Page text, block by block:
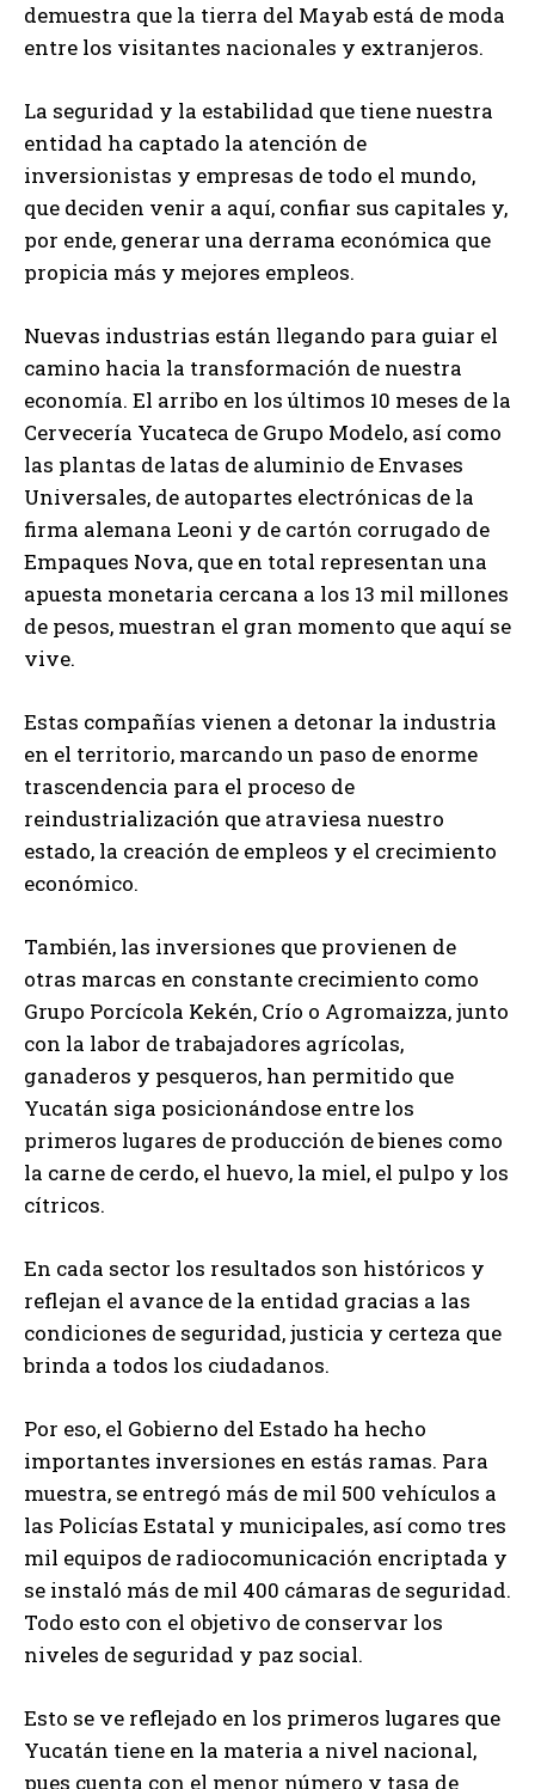
demuestra que la tierra del Mayab está de moda
entre los visitantes nacionales y extranjeros.
La seguridad y la estabilidad que tiene nuestra
entidad ha captado la atención de
inversionistas y empresas de todo el mundo,
que deciden venir a aquí, confiar sus capitales y,
por ende, generar una derrama económica que
propicia más y mejores empleos.
Nuevas industrias están llegando para guiar el
camino hacia la transformación de nuestra
economía. El arribo en los últimos 10 meses de la
Cervecería Yucateca de Grupo Modelo, así como
las plantas de latas de aluminio de Envases
Universales, de autopartes electrónicas de la
firma alemana Leoni y de cartón corrugado de
Empaques Nova, que en total representan una
apuesta monetaria cercana a los 13 mil millones
de pesos, muestran el gran momento que aquí se
vive.
Estas compañías vienen a detonar la industria
en el territorio, marcando un paso de enorme
trascendencia para el proceso de
reindustrialización que atraviesa nuestro
estado, la creación de empleos y el crecimiento
económico.
También, las inversiones que provienen de
otras marcas en constante crecimiento como
Grupo Porcícola Kekén, Crío o Agromaizza, junto
con la labor de trabajadores agrícolas,
ganaderos y pesqueros, han permitido que
Yucatán siga posicionándose entre los
primeros lugares de producción de bienes como
la carne de cerdo, el huevo, la miel, el pulpo y los
cítricos.
En cada sector los resultados son históricos y
reflejan el avance de la entidad gracias a las
condiciones de seguridad, justicia y certeza que
brinda a todos los ciudadanos.
Por eso, el Gobierno del Estado ha hecho
importantes inversiones en estás ramas. Para
muestra, se entregó más de mil 500 vehículos a
las Policías Estatal y municipales, así como tres
mil equipos de radiocomunicación encriptada y
se instaló más de mil 400 cámaras de seguridad.
Todo esto con el objetivo de conservar los
niveles de seguridad y paz social.
Esto se ve reflejado en los primeros lugares que
Yucatán tiene en la materia a nivel nacional,
pues cuenta con el menor número y tasa de